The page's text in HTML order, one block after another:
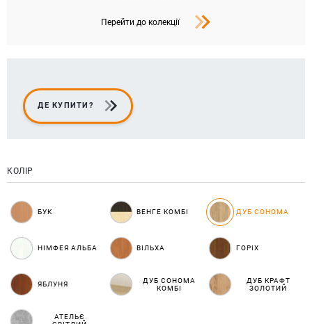
Перейти до колекції
ДЕ КУПИТИ?
КОЛІР
БУК ВЕНГЕ КОМБІ ДУБ СОНОМА
НІМФЕЯ АЛЬБА ВІЛЬХА ГОРІХ
ЯБЛУНЯ
ДУБ СОНОМА
КОМБІ
ДУБ КРАФТ
ЗОЛОТИЙ
АТЕЛЬЄ